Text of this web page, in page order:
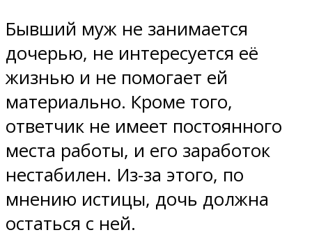
Бывший муж не занимается
дочерью, не интересуется её
жизнью и не помогает ей
материально. Кроме того,
ответчик не имеет постоянного
места работы, и его заработок
нестабилен. Из-за этого, по
мнению истицы, дочь должна
остаться с ней.